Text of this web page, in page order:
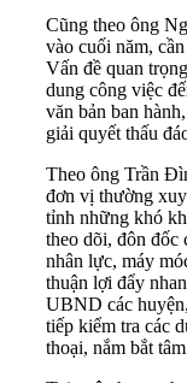
Cũng theo ông
vào cuối năm,
Vấn đề quan
dung công việc
văn bản ban
giải quyết thấu
Theo ông Trần
đơn vị thường
tỉnh những khó
theo dõi, đôn đốc
nhân lực, máy
thuận lợi đẩy
UBND các
tiếp kiểm tra các
thoại, nắm bắt